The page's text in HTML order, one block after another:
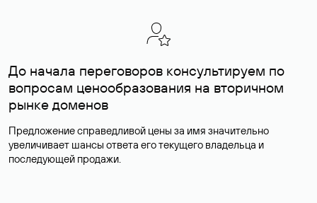
До начала переговоров консультируем по
вопросам ценообразования на вторичном
рынке доменов
Предложение справедливой цены за имя значительно
увеличивает шансы ответа его текущего владельца и
последующей продажи.